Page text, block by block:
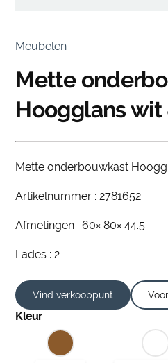
Meubelen
Mette
Hoogglans wit
Mette onderbouwkast
Artikelnummer : 2781652
Afmetingen : 60× 80× 44.5
Lades : 2
Vind verkooppunt
Kleur